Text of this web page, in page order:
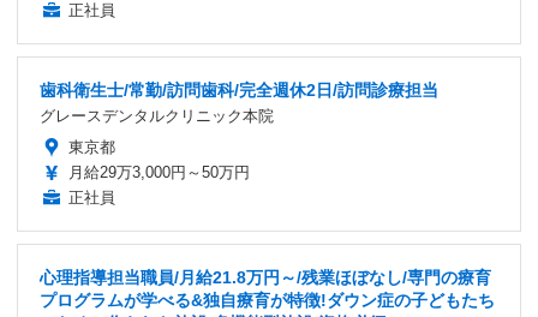
正社員
歯科衛生士/常勤/訪問歯科/完全週休2日/訪問診療担当
グレースデンタルクリニック本院
東京都
月給29万3,000円～50万円
正社員
心理指導担当職員/月給21.8万円～/残業ほぼなし/専門の療育
プログラムが学べる&独自療育が特徴!ダウン症の子どもたち